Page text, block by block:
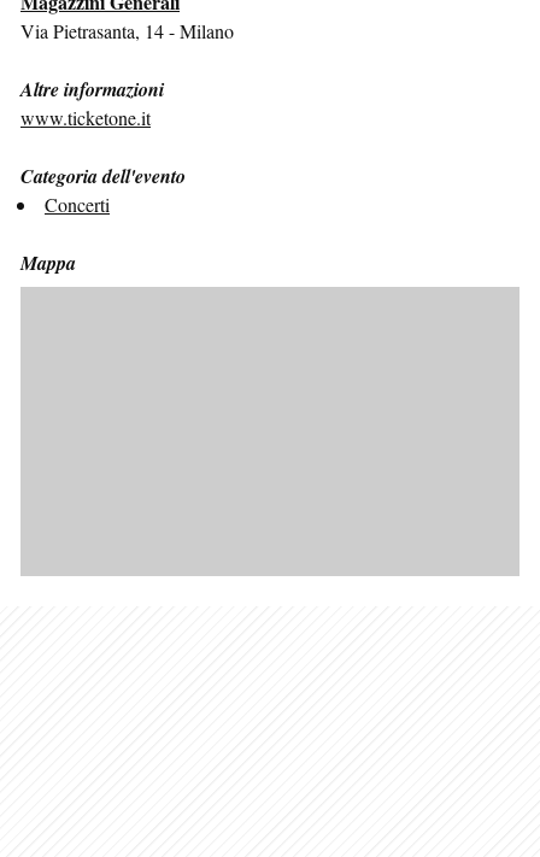
Via Pietrasanta, 14 - Milano
Altre informazioni
www.ticketone.it
Categoria dell'evento
Concerti
Mappa